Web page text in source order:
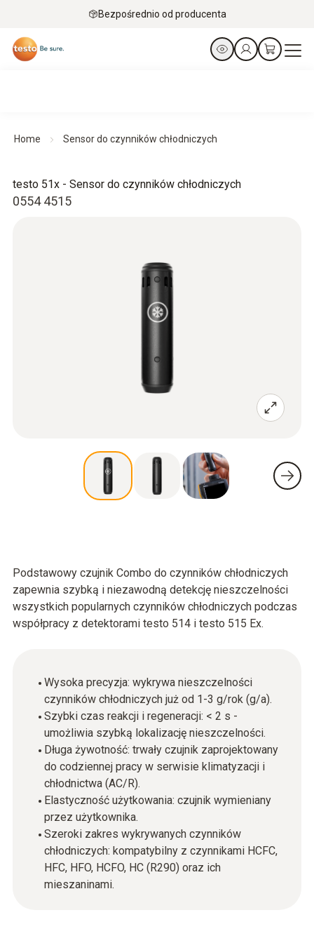
Bezpośrednio od producenta
Home Sensor do czynników chłodniczych
0554 4515
testo 51x - Sensor do czynników chłodniczych
Podstawowy czujnik Combo do czynników chłodniczych
zapewnia szybką i niezawodną detekcję nieszczelności
wszystkich popularnych czynników chłodniczych podczas
współpracy z detektorami testo 514 i testo 515 Ex.
Wysoka precyzja: wykrywa nieszczelności
czynników chłodniczych już od 1-3 g/rok (g/a).
Szybki czas reakcji i regeneracji: < 2 s -
umożliwia szybką lokalizację nieszczelności.
Długa żywotność: trwały czujnik zaprojektowany
do codziennej pracy w serwisie klimatyzacji i
chłodnictwa (AC/R).
Elastyczność użytkowania: czujnik wymieniany
przez użytkownika.
Szeroki zakres wykrywanych czynników
chłodniczych: kompatybilny z czynnikami HCFC,
HFC, HFO, HCFO, HC (R290) oraz ich
mieszaninami.